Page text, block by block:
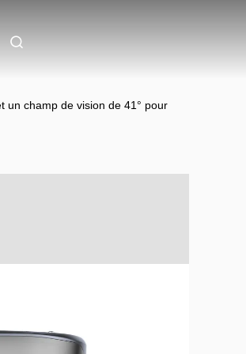
un champ de vision de 41° pour